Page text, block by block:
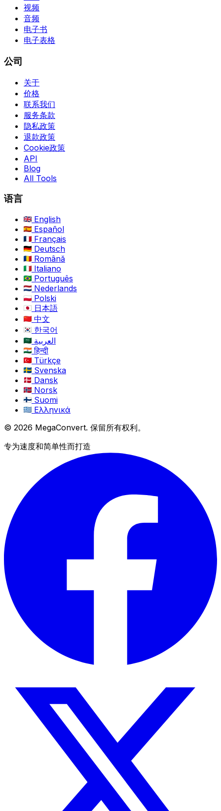
视频
音频
电子书
电子表格
公司
关于
价格
联系我们
服务条款
隐私政策
退款政策
Cookie政策
API
Blog
All Tools
语言
English
Español
Français
Deutsch
Română
Italiano
Português
Nederlands
Polski
日本語
中文
한국어
العربية
हिन्दी
Türkçe
Svenska
Dansk
Norsk
Suomi
Ελληνικά
© 2026 MegaConvert. 保留所有权利。
专为速度和简单性而打造